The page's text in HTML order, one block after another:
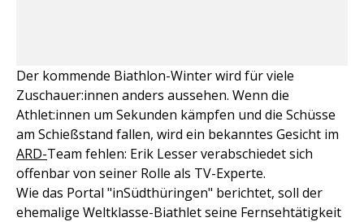
Der kommende Biathlon-Winter wird für viele
Zuschauer:innen anders aussehen. Wenn die
Athlet:innen um Sekunden kämpfen und die Schüsse
am Schießstand fallen, wird ein bekanntes Gesicht im
ARD-Team fehlen: Erik Lesser verabschiedet sich
offenbar von seiner Rolle als TV-Experte.
Wie das Portal "inSüdthüringen" berichtet, soll der
ehemalige Weltklasse-Biathlet seine Fernsehtätigkeit